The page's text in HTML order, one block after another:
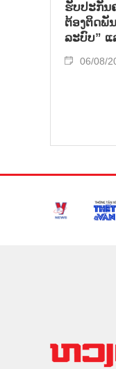
ຮັບປະກັນ
ຕ້ອງຕິດພັ
ລະບົບ” ແ
06/08/